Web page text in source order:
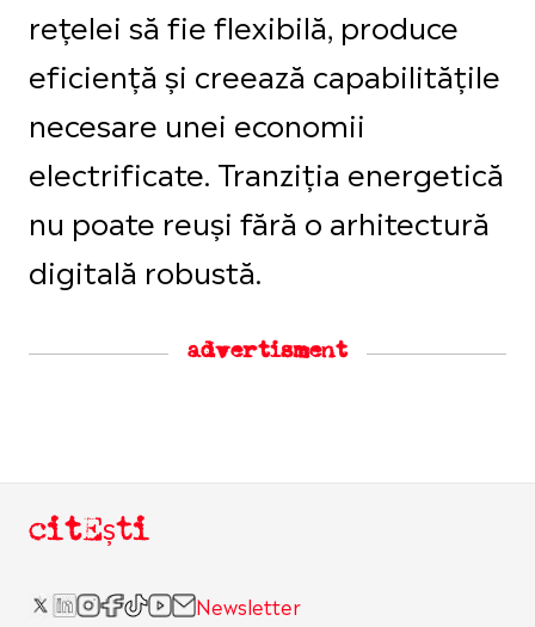
rețelei să fie flexibilă, produce
eficiență și creează capabilitățile
necesare unei economii
electrificate. Tranziția energetică
nu poate reuși fără o arhitectură
digitală robustă.
advertisment
citEști
Newsletter